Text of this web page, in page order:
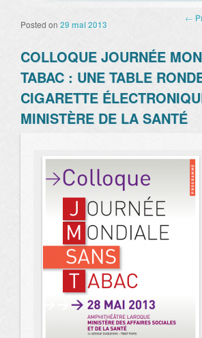
←
COLLOQUE JOURNÉE
TABAC : UNE TABLE
CIGARETTE
MINISTÈRE DE LA SANTÉ
Posted on 29 mai 2013